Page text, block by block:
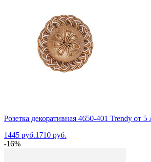
Розетка декоративная 4650-401 Trendy от 5
1445 руб.1710 руб.
-16%